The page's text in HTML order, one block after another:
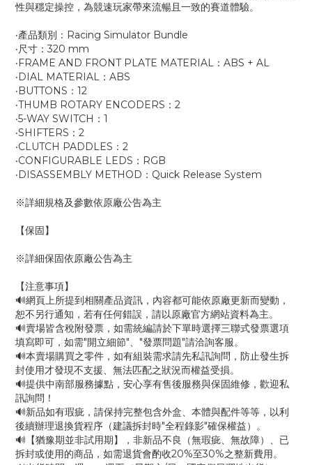
性與穩定操控，為競速玩家帶來流暢且一致的賽道體驗。
‧產品類別：Racing Simulator Bundle
‧尺寸：320 mm
‧FRAME AND FRONT PLATE MATERIAL：ABS + AL
‧DIAL MATERIAL：ABS
‧BUTTONS：12
‧THUMB ROTARY ENCODERS：2
‧5-WAY SWITCH：1
‧SHIFTERS：2
‧CLUTCH PADDLES：2
‧CONFIGURABLE LEDS：RGB
‧DISASSEMBLY METHOD：Quick Release System
※詳細規格及參數依原廠公告為主
【保固】
※詳細保固依原廠公告為主
【注意事項】
🔊網頁上所提到相關產品資訊，內容都可能依原廠更新而變動，
恕不另行通知，若有任何錯誤，請以原廠官方網站資料為主。
🔊賣場皆含稅附發票，如需統編請於下單時選擇三聯式發票選項
填寫即可，如需"開立細節"、"發票問題"請洽詢客服。
🔊本賣場購買之零件，如有組裝需求請先私訊詢問，防止發生拆
封使用才發現不支援、無法匹配之狀況而權益受損。
🔊提供中南部服務據點，安心享有售後服務與保固維修，歡迎私
訊詢問！
🔊新品如有瑕疵，請保持完整包含外盒、本體與配件等等，以利
後續辦理退換貨程序（建議拆封時"全程錄影"確保權益）。
🔊【猶豫期並非試用期】，非新品不良（無瑕疵、無故障）、已
拆封或使用的商品，如需退貨會酌收20%至30%之整新費用。